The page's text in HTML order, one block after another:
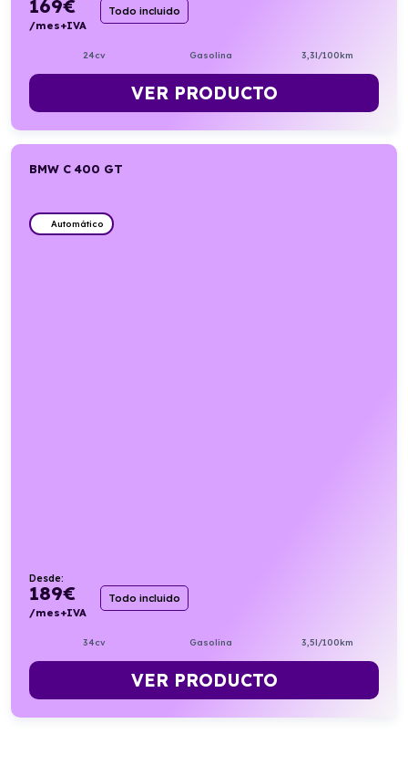
169€
/mes+IVA
Todo incluido
24cv Gasolina 3,3l/100km
VER PRODUCTO
BMW C 400 GT
Automático
Desde:
189€
/mes+IVA
Todo incluido
34cv Gasolina 3,5l/100km
VER PRODUCTO